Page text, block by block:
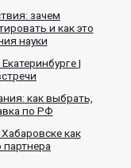
зачем
и как это
науки
|
как выбрать,
по РФ
как